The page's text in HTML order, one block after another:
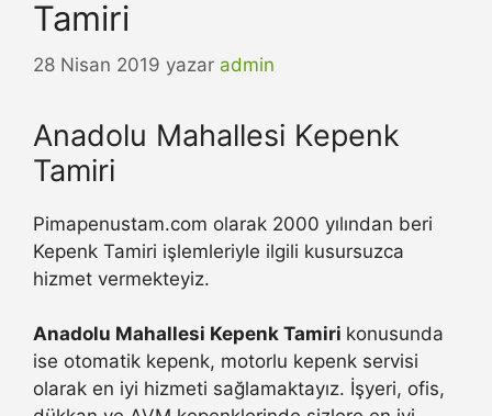
Tamiri
28 Nisan 2019 yazar admin
Anadolu Mahallesi Kepenk
Tamiri
Pimapenustam.com olarak 2000 yılından beri
Kepenk Tamiri işlemleriyle ilgili kusursuzca
hizmet vermekteyiz.
Anadolu Mahallesi Kepenk Tamiri konusunda
ise otomatik kepenk, motorlu kepenk servisi
olarak en iyi hizmeti sağlamaktayız. İşyeri, ofis,